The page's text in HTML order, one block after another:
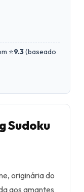
⭐9.3(baseado
Sudoku
originária do
aos amantes